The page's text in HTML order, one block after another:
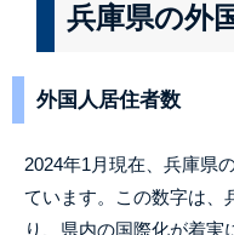
兵庫県の外
外国人居住者数
2024年1月現在、兵庫県
ています。この数字は、
り
、県内の国際化が着実